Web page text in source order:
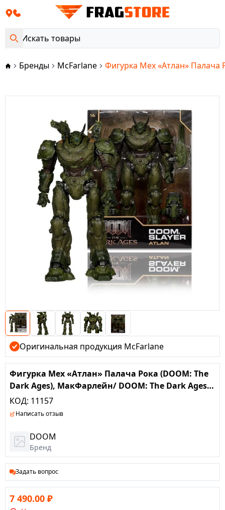
Бренды McFarlane Фигурка Мех «Атлан» Палача
Оригинальная продукция McFarlane
Фигурка Мех «Атлан» Палача Рока (DOOM: The
Dark Ages), МакФарлейн/ DOOM: The Dark Ages
Doom Slayer A
КОД: 11157
Написать отзыв
DOOM
Бренд
Задать вопрос
7 490.00 ₽